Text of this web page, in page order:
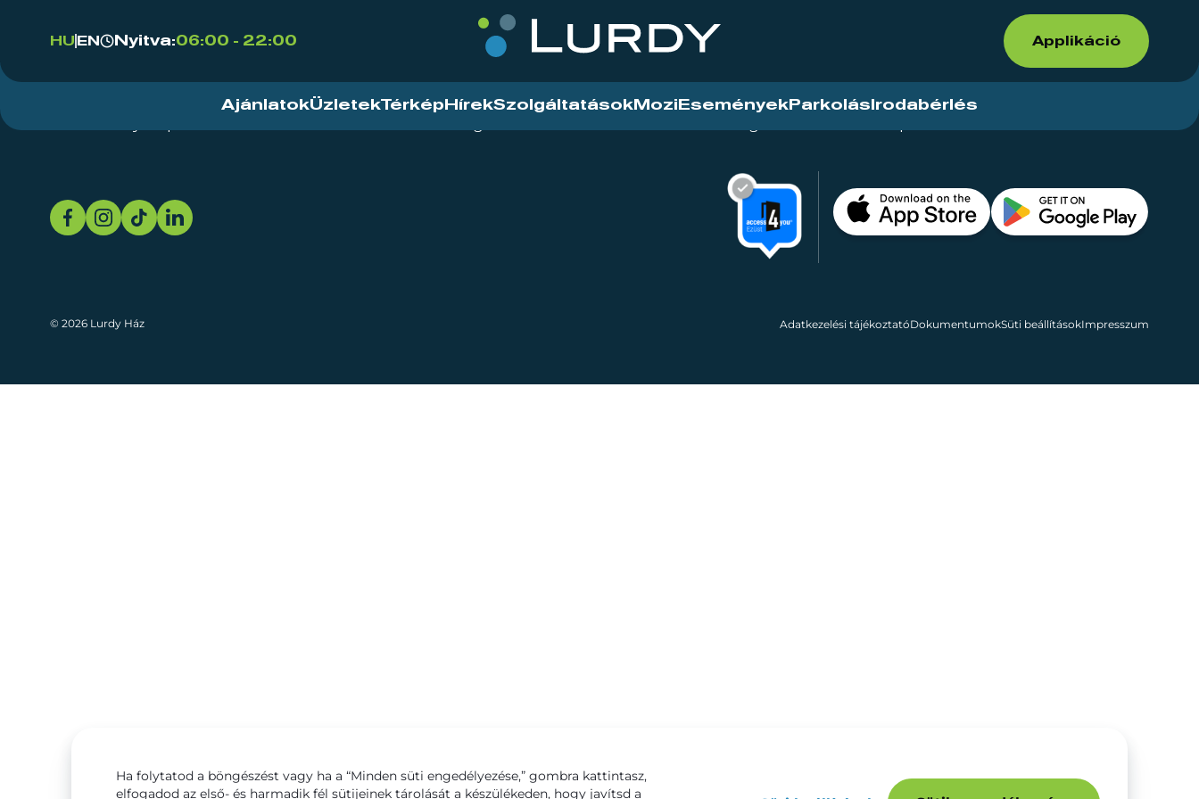
HU EN Nyitva:06:00 - 22:00 Applikáció
AjánlatokÜzletekTérkép HírekSzolgáltatások Mozi Események Parkolás Irodabérlés
© 2026 Lurdy Ház Adatkezelési tájékoztatóDokumentumokSüti beállításokImpresszum
Ha folytatod a böngészést vagy ha a “Minden süti engedélyezése,” gombra kattintasz,
elfogadod az első- és harmadik fél sütijeinek tárolását a készülékeden, hogy javítsd a